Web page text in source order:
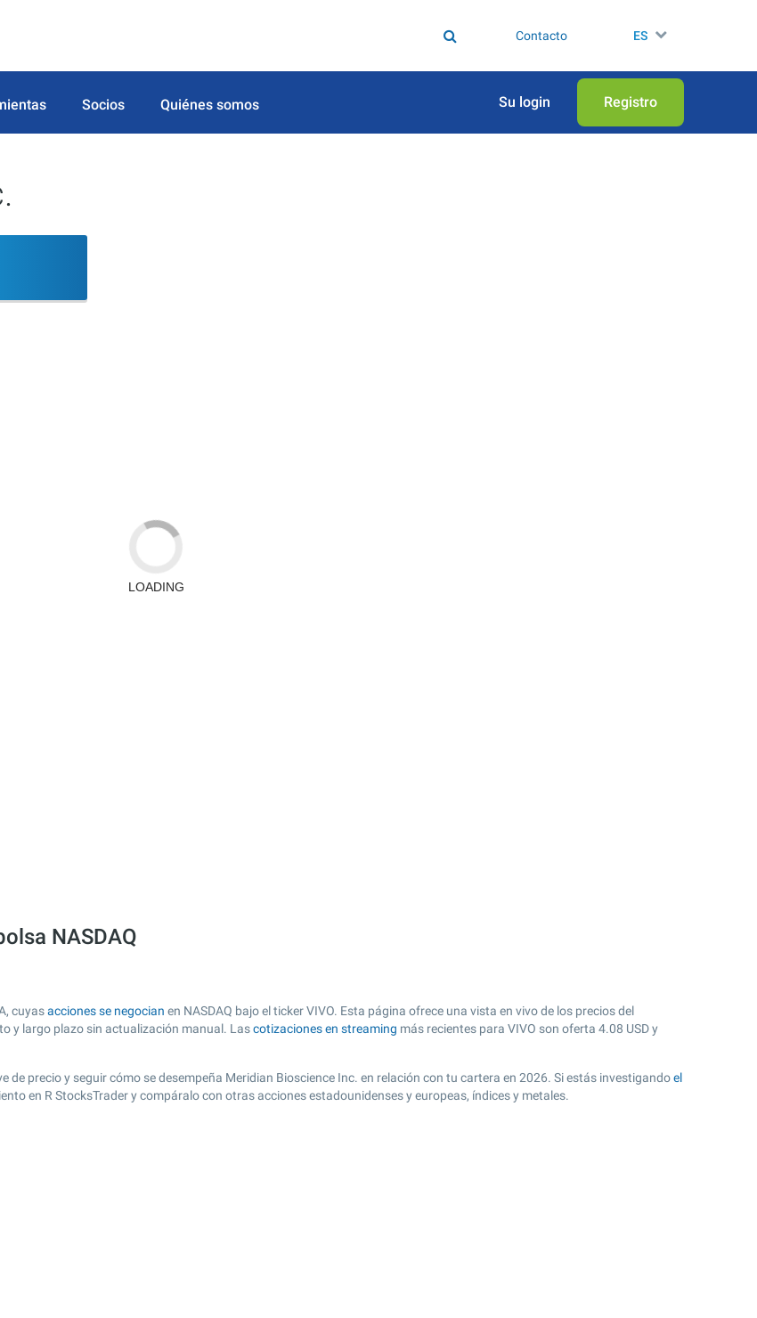
Contacto ES
Socios Quiénes somos Su login Registro
NASDAQ
cuyasacciones se negocian en NASDAQ bajo el ticker VIVO. Esta página ofrece una vista en vivo de los precios del
y largo plazo sin actualización manual. Lascotizaciones en streaming más recientes para VIVO son oferta 4.08 USD y
de precio y seguir cómo se desempeña Meridian Bioscience Inc. en relación con tu cartera en 2026. Si estás investigandoel
en R StocksTrader y compáralo con otras acciones estadounidenses y europeas, índices y metales.